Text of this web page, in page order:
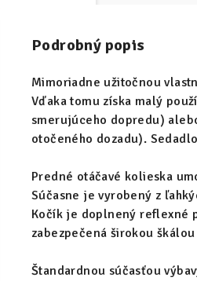
Podrobný popis
Mimoriadne užitočnou
Vďaka tomu získa malý
smerujúceho dopredu)
otočeného dozadu).
Predné otáčavé kolieska
Súčasne je vyrobený z
Kočík je doplnený reflexné
zabezpečená širokou
Štandardnou súčasťou